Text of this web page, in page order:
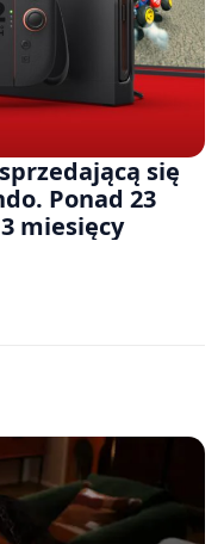
się
Ponad 23
miesięcy